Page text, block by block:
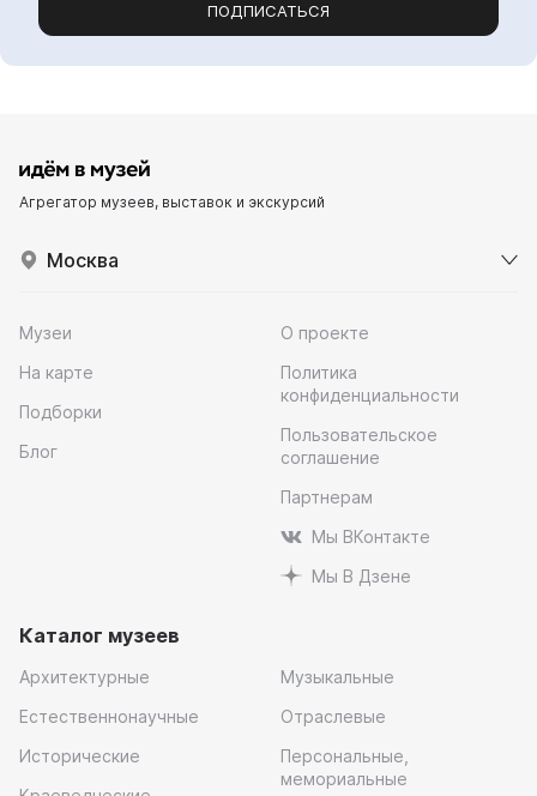
ПОДПИСАТЬСЯ
Агрегатор музеев, выставок и экскурсий
Москва
Музеи
На карте
Подборки
Блог
О проекте
Политика
конфиденциальности
Пользовательское
соглашение
Партнерам
Мы ВКонтакте
Мы В Дзене
Каталог музеев
Архитектурные
Естественнонаучные
Исторические
Музыкальные
Отраслевые
Персональные,
мемориальные